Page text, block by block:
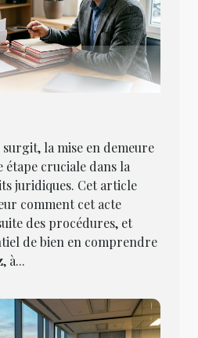
la mise en demeure
étape cruciale dans la
juridiques. Cet article
comment cet acte
des procédures, et
de bien en comprendre
à...